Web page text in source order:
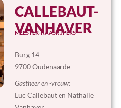
CALLEBAUT-
VANHAVER
MEESTER-KAASRIJPERS
Burg 14
9700 Oudenaarde
Gastheer en -vrouw:
Luc Callebaut en Nathalie